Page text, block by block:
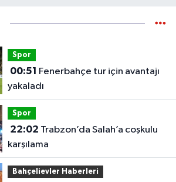
Spor
00:51
yakaladı
Spor
22:02
karşılama
Bahçelievler Haberleri